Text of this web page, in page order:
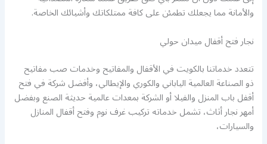
والأمانة مما يجعلك تطمئن على كافة ممتلكاتك وأشيائك الخاصة.
نجار فتح أقفال ميدان حولي
تتعدد خدماتنا بالكويت في الأقفال والمفاتيح وخدمات صب مفاتيح
ذو الصناعة العالمية الياباني والكوري والإيطالي، وأفضل شركة في فتح
أقفل باب المنزل والفيلا أو الشركة بمعدات عالمية حديثة الصنع وبفضل
أمهر نجار أثاث، تشمل خدماته تركيب غرف نوم وفتح أقفال المنازل
والسيارات،